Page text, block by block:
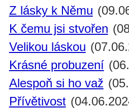
Z lásky k Němu
K čemu jsi stvořen
Velikou láskou
Krásné probuzení
Alespoň si ho važ
Přívětivost